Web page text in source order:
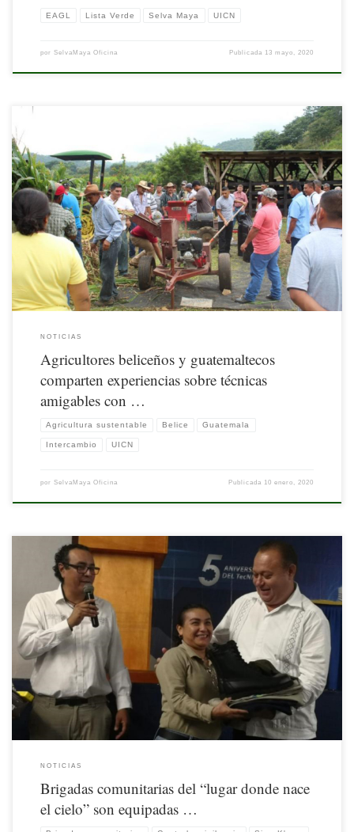
EAGL Lista Verde Selva Maya UICN
por SelvaMaya Oficina Publicada 13 mayo, 2020
Nota originalmente publicada por la Unión Internacional para la Conservación de
la Naturaleza (UICN). Disponible aquí
NOTICIAS
Agricultores beliceños y guatemaltecos
comparten experiencias sobre técnicas
amigables con …
Agricultura sustentable Belice Guatemala
Intercambio UICN
por SelvaMaya Oficina Publicada 10 enero, 2020
Nota Publicada originalmente por la Unión Internacional para la Conservación de
la Naturaleza (UICN). Disponible
en: https://www.iucn.org/es/news/mexico-america-central-y-el-
caribe/201911/brigadas-comunitarias-del-lugar-donde-nace-el-cielo-son-
equipadas-para-el-control-y-vigilancia
NOTICIAS
Brigadas comunitarias del “lugar donde nace
el cielo” son equipadas …